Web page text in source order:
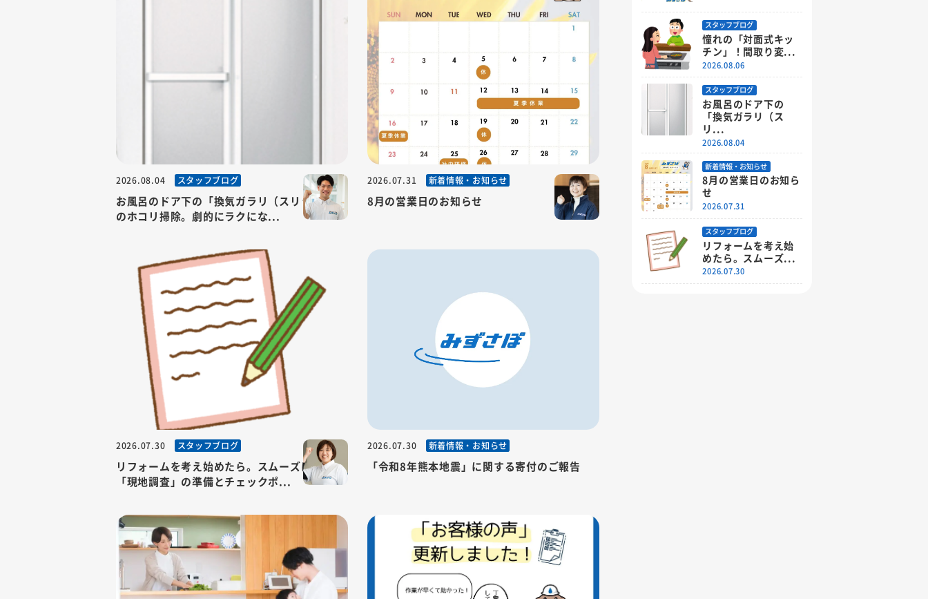
2026.08.04 スタッフブログ
お風呂のドア下の「換気ガラリ（スリット）」
のホコリ掃除。劇的にラクにな...
2026.07.31 新着情報・お知らせ
8月の営業日のお知らせ
2026.07.30 スタッフブログ
リフォームを考え始めたら。スムーズに進む
「現地調査」の準備とチェックポ...
2026.07.30 新着情報・お知らせ
「令和8年熊本地震」に関する寄付のご報告
スタッフブログ
憧れの「対面式キッ
チン」！間取り変...
2026.08.06
スタッフブログ
お風呂のドア下の
「換気ガラリ（ス
リ...
2026.08.04
新着情報・お知らせ
8月の営業日のお知ら
せ
2026.07.31
スタッフブログ
リフォームを考え始
めたら。スムーズ...
2026.07.30